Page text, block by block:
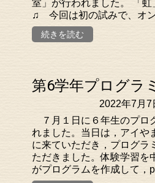
室」が行われました。 「
♫ 今回は初の試みで、オ
続きを読む
第6学年プログラ
2022年7月7
７月１日に６年生のプロ
れました。当日は，アイや
に来ていただき，プログラ
ただきました。体験学習を
がプログラムを作成して，